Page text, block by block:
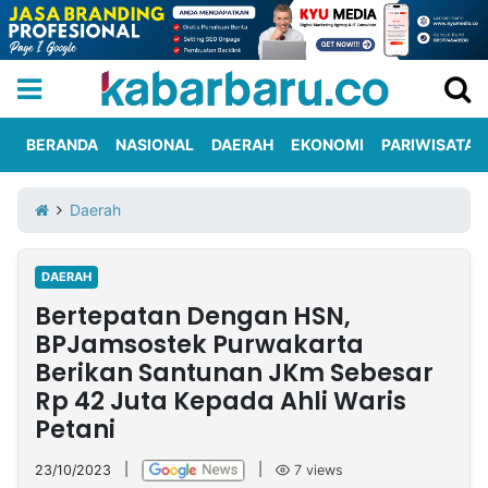
Iklan
Berita
Kami
Nasional
International
Olahraga
Entertainment
Daerah
Pariwisata
Kuliner
Kolom
Network
TREETAN
BERANDA NASIONAL DAERAH EKONOMI PARIWISATA
Daerah
DAERAH
Bertepatan Dengan HSN,
BPJamsostek Purwakarta
Berikan Santunan JKm Sebesar
Rp 42 Juta Kepada Ahli Waris
Petani
23/10/2023 7 views